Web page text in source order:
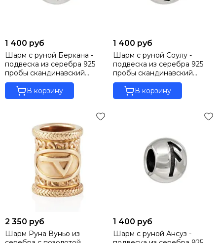
1 400 руб
Шарм с руной Беркана -
подвеска из серебра 925
пробы скандинавский
оберег
В корзину
1 400 руб
Шарм с руной Соулу -
подвеска из серебра 925
пробы скандинавский
оберег
В корзину
2 350 руб
Шарм Руна Вуньо из
1 400 руб
Шарм с руной Ансуз -